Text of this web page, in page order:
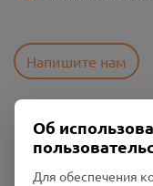
Напишите нам
Пользовательское
Политика
Промо-материалы
Об
Для обеспечения